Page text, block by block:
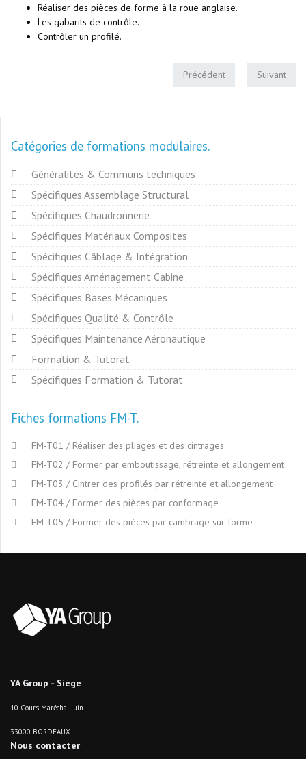
Réaliser des pièces de forme à la roue anglaise.
Les gabarits de contrôle.
Contrôler un profilé.
Précédent Suivant
Catégories de formations modulaires
Généralités & Communs techniques
Spécifiques Assemblage Structural
Spécifiques Chaudronnerie
Spécifiques Matériaux Composites
Spécifiques Câblage & Intégration
Spécifiques Aménagement Cabine
Spécifiques Bases Mécaniques
Spécifiques Qualité & Contrôle
Spécifiques Maintenance Aéronautique
Formation & Tutorat
Spécifiques Formation & Tutorat
Fiches formations FM-T
FM-T01 / Réaliser des pliages et des cintrages
FM-T02 / Former par emboutissage, rétreinte et allongement
FM-T03 / Cintrer des profilés par rétreinte et allongement
FM-T04 / Former des pièces par conformage
FM-T05 / Former des pièces par cambrage sur forme
YA Group - Siège
10 Cours Maréchal Juin
33000 BORDEAUX
Nous contacter